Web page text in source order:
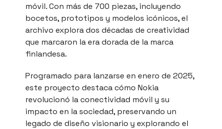
móvil. Con más de 700 piezas, incluyendo
bocetos, prototipos y modelos icónicos, el
archivo explora dos décadas de creatividad
que marcaron la era dorada de la marca
finlandesa.
Programado para lanzarse en enero de 2025,
este proyecto destaca cómo Nokia
revolucionó la conectividad móvil y su
impacto en la sociedad, preservando un
legado de diseño visionario y explorando el